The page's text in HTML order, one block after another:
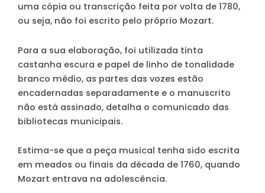
uma cópia ou transcrição feita por volta de 1780,
ou seja, não foi escrito pelo próprio Mozart.
Para a sua elaboração, foi utilizada tinta
castanha escura e papel de linho de tonalidade
branco médio, as partes das vozes estão
encadernadas separadamente e o manuscrito
não está assinado, detalha o comunicado das
bibliotecas municipais.
Estima-se que a peça musical tenha sido escrita
em meados ou finais da década de 1760, quando
Mozart entrava na adolescência.